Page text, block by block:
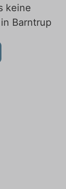
keine
Barntrup